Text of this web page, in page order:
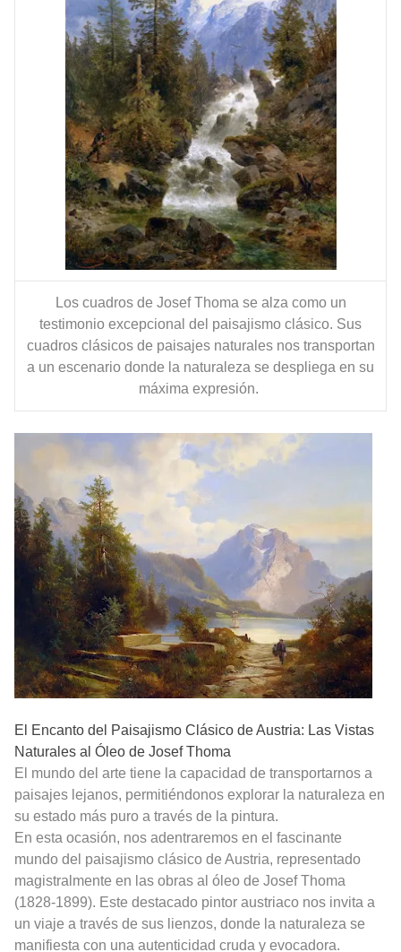
Los cuadros de Josef Thoma se alza como un
testimonio excepcional del paisajismo clásico. Sus
cuadros clásicos de paisajes naturales nos transportan
a un escenario donde la naturaleza se despliega en su
máxima expresión.
El Encanto del Paisajismo Clásico de Austria: Las Vistas
Naturales al Óleo de Josef Thoma
El mundo del arte tiene la capacidad de transportarnos a
paisajes lejanos, permitiéndonos explorar la naturaleza en
su estado más puro a través de la pintura.
En esta ocasión, nos adentraremos en el fascinante
mundo del paisajismo clásico de Austria, representado
magistralmente en las obras al óleo de Josef Thoma
(1828-1899). Este destacado pintor austriaco nos invita a
un viaje a través de sus lienzos, donde la naturaleza se
manifiesta con una autenticidad cruda y evocadora.